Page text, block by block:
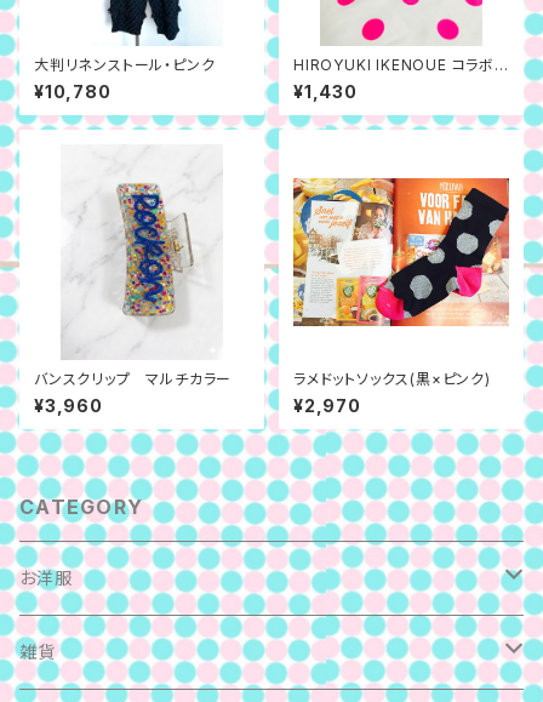
大判リネンストール・ピンク
¥10,780
HIROYUKI IKENOUE コラボ
缶バッチセット C
¥1,430
バンスクリップ マルチカラー
¥3,960
ラメドットソックス(黒×ピンク)
¥2,970
CATEGORY
お洋服
カットソー
雑貨